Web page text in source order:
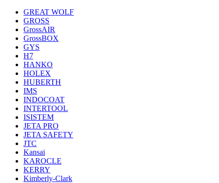
GREAT WOLF
GROSS
GrossAIR
GrossBOX
GYS
H7
HANKO
HOLEX
HUBERTH
IMS
INDOCOAT
INTERTOOL
ISISTEM
JETA PRO
JETA SAFETY
JTC
Kansai
KAROCLE
KERRY
Kimberly-Clark